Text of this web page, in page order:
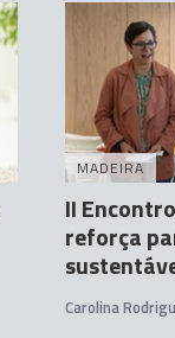
MADEIRA
II
reforça
Carolina